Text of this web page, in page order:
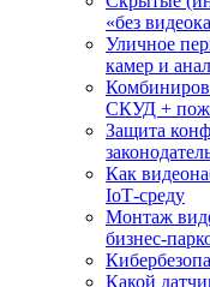
«без
Уличное
камер и
СКУД +
Защита
Как
IoT‑среду
Монтаж
Какой